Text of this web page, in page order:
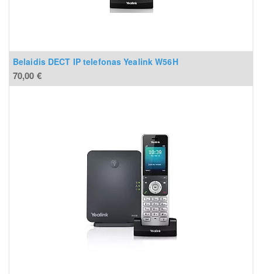
Belaidis DECT IP telefonas Yealink W56H
70,00 €